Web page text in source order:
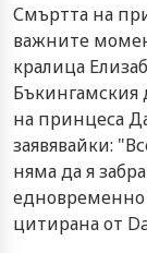
Смъртта на
важните
кралица
Бъкингамския
на принцеса
заявявайки:
няма да я
едновременно
цитирана от